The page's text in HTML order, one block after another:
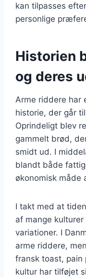
kan tilpasses
personlige
Historien
og deres
Arme riddere har
historie, der går
Oprindeligt blev
gammelt brød,
smidt ud. I
blandt både
økonomisk måde
I takt med at
af mange
variationer. I
arme riddere,
fransk toast, pain
kultur har tilføjet